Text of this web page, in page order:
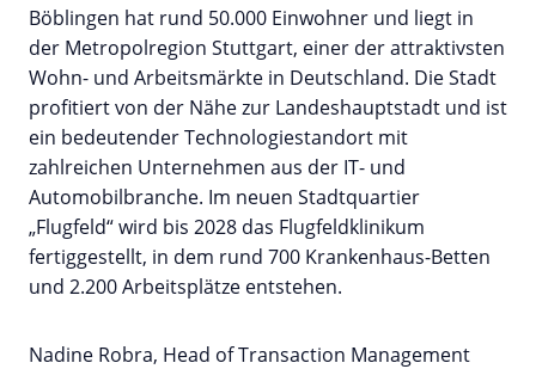
Böblingen hat rund 50.000 Einwohner und liegt in
der Metropolregion Stuttgart, einer der attraktivsten
Wohn- und Arbeitsmärkte in Deutschland. Die Stadt
profitiert von der Nähe zur Landeshauptstadt und ist
ein bedeutender Technologiestandort mit
zahlreichen Unternehmen aus der IT- und
Automobilbranche. Im neuen Stadtquartier
„Flugfeld“ wird bis 2028 das Flugfeldklinikum
fertiggestellt, in dem rund 700 Krankenhaus-Betten
und 2.200 Arbeitsplätze entstehen.
Nadine Robra, Head of Transaction Management